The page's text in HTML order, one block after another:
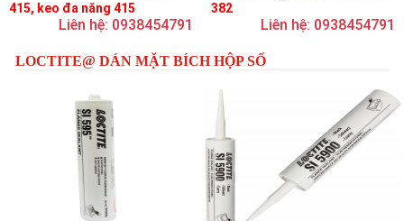
415, keo đa năng 415
Liên hệ: 0938454791
382
Liên hệ: 0938454791
LOCTITE@ DÁN MẶT BÍCH HỘP SỐ